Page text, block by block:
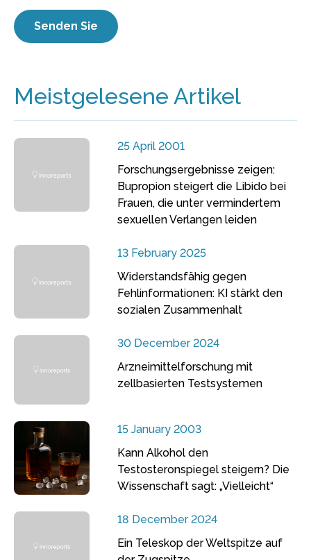
Meistgelesene Artikel
25 April 2001
Forschungsergebnisse zeigen:
Bupropion steigert die Libido bei
Frauen, die unter vermindertem
sexuellen Verlangen leiden
13 February 2025
Widerstandsfähig gegen
Fehlinformationen: KI stärkt den
sozialen Zusammenhalt
30 December 2024
Arzneimittelforschung mit
zellbasierten Testsystemen
15 January 2003
Kann Alkohol den
Testosteronspiegel steigern? Die
Wissenschaft sagt: „Vielleicht“
18 December 2024
Ein Teleskop der Weltspitze auf